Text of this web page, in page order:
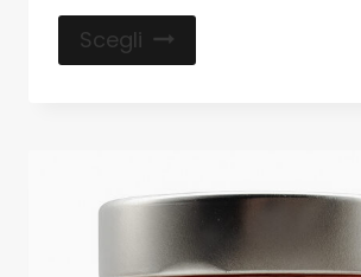
Scegli